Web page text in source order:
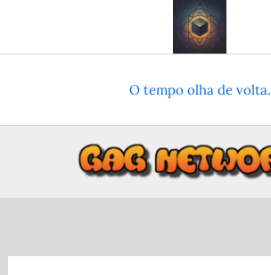
o
O tempo olha de volta.